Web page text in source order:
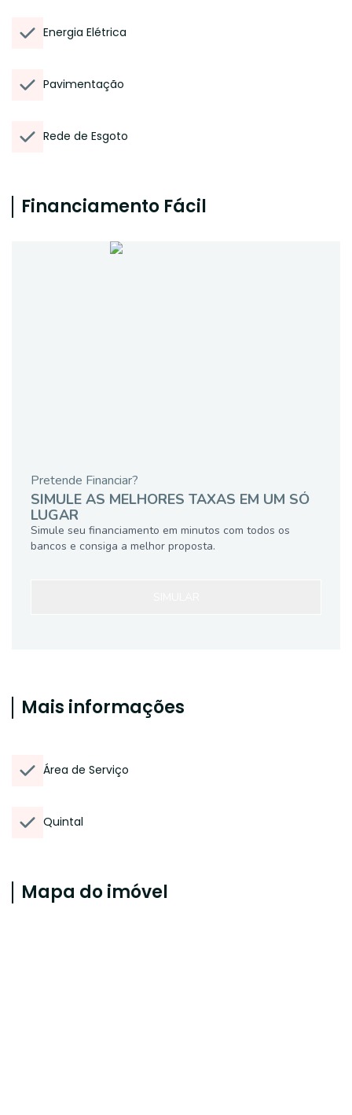
Energia Elétrica
Pavimentação
Rede de Esgoto
Financiamento Fácil
Pretende Financiar?
SIMULE AS MELHORES TAXAS EM UM SÓ
LUGAR
Simule seu financiamento em minutos com todos os
bancos e consiga a melhor proposta.
Mais informações
Área de Serviço
Quintal
Mapa do imóvel